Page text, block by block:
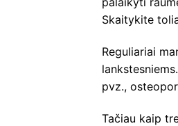
Skaitykite
Reguliariai
pvz.,
Tačiau kaip